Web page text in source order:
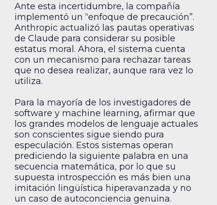
Ante esta incertidumbre, la compañía
implementó un “enfoque de precaución”.
Anthropic actualizó las pautas operativas
de Claude para considerar su posible
estatus moral. Ahora, el sistema cuenta
con un mecanismo para rechazar tareas
que no desea realizar, aunque rara vez lo
utiliza.
Para la mayoría de los investigadores de
software y machine learning, afirmar que
los grandes modelos de lenguaje actuales
son conscientes sigue siendo pura
especulación. Estos sistemas operan
prediciendo la siguiente palabra en una
secuencia matemática, por lo que su
supuesta introspección es más bien una
imitación lingüística hiperavanzada y no
un caso de autoconciencia genuina.